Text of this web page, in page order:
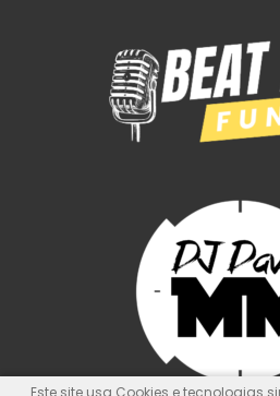
Este site usa Cookies e tecnologias